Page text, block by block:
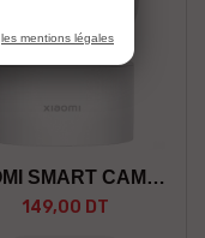
XIAOMI SMART CAMERA C200
149,00 DT
les mentions légales